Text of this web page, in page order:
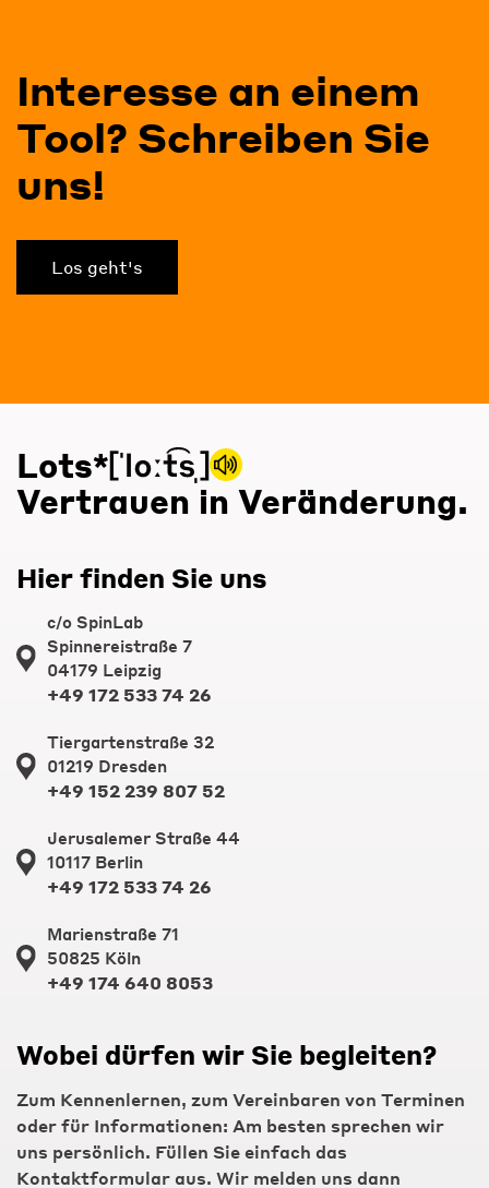
Interesse an einem
Tool? Schreiben Sie
uns!
Los geht's
Lots*
Vertrauen in Veränderung.
Hier finden Sie uns
c/o SpinLab
Spinnereistraße 7
04179 Leipzig
+49 172 533 74 26
Tiergartenstraße 32
01219 Dresden
+49 152 239 807 52
Jerusalemer Straße 44
10117 Berlin
+49 172 533 74 26
Marienstraße 71
50825 Köln
+49 174 640 8053
Wobei dürfen wir Sie begleiten?
Zum Kennenlernen, zum Vereinbaren von Terminen
oder für Informationen: Am besten sprechen wir
uns persönlich. Füllen Sie einfach das
Kontaktformular aus. Wir melden uns dann